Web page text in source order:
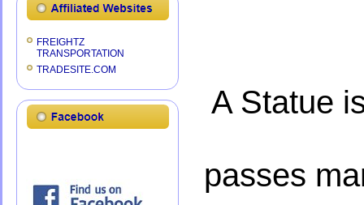
FREIGHTZ
TRANSPORTATION
TRADESITE.COM
A Statue
passes